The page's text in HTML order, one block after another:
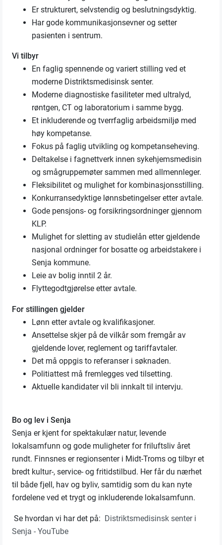
Er strukturert, selvstendig og beslutningsdyktig.
Har gode kommunikasjonsevner og setter
pasienten i sentrum.
Vi tilbyr
En faglig spennende og variert stilling ved et
moderne Distriktsmedisinsk senter.
Moderne diagnostiske fasiliteter med ultralyd,
røntgen, CT og laboratorium i samme bygg.
Et inkluderende og tverrfaglig arbeidsmiljø med
høy kompetanse.
Fokus på faglig utvikling og kompetanseheving.
Deltakelse i fagnettverk innen sykehjemsmedisin
og smågruppemøter sammen med allmennleger.
Fleksibilitet og mulighet for kombinasjonsstilling.
Konkurransedyktige lønnsbetingelser etter avtale.
Gode pensjons- og forsikringsordninger gjennom
KLP.
Mulighet for sletting av studielån etter gjeldende
nasjonal ordninger for bosatte og arbeidstakere i
Senja kommune.
Leie av bolig inntil 2 år.
Flyttegodtgjørelse etter avtale.
For stillingen gjelder
Lønn etter avtale og kvalifikasjoner.
Ansettelse skjer på de vilkår som fremgår av
gjeldende lover, reglement og tariffavtaler.
Det må oppgis to referanser i søknaden.
Politiattest må fremlegges ved tilsetting.
Aktuelle kandidater vil bli innkalt til intervju.
Bo og lev i Senja
Senja er kjent for spektakulær natur, levende
lokalsamfunn og gode muligheter for friluftsliv året
rundt. Finnsnes er regionsenter i Midt-Troms og tilbyr et
bredt kultur-, service- og fritidstilbud. Her får du nærhet
til både fjell, hav og byliv, samtidig som du kan nyte
fordelene ved et trygt og inkluderende lokalsamfunn.
Se hvordan vi har det på: Distriktsmedisinsk senter i
Senja - YouTube